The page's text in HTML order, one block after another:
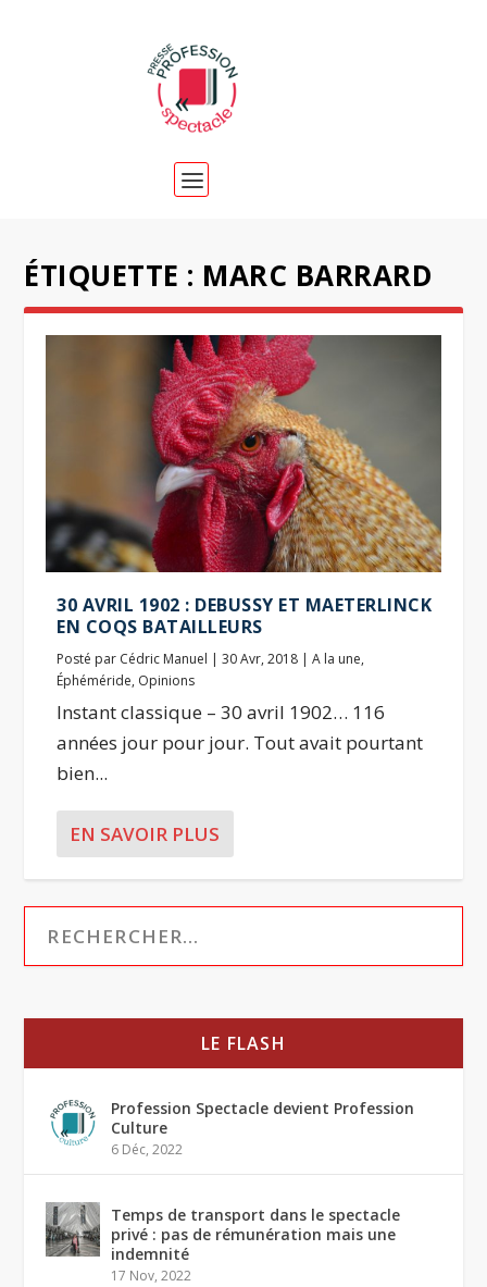
ÉTIQUETTE : MARC BARRARD
30 AVRIL 1902 : DEBUSSY ET MAETERLINCK
EN COQS BATAILLEURS
Posté par Cédric Manuel |30 Avr, 2018 |A la une,
Éphéméride, Opinions
Instant classique – 30 avril 1902… 116
années jour pour jour. Tout avait pourtant
bien...
EN SAVOIR PLUS
LE FLASH
Profession Spectacle devient Profession
Culture
6 Déc, 2022
Temps de transport dans le spectacle
privé : pas de rémunération mais une
indemnité
17 Nov, 2022